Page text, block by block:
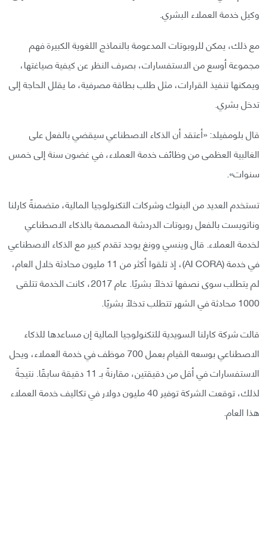
وكيل خدمة العملاء البشري.
مع ذلك، يمكن للروبوتات المدعومة بالنماذج اللغوية الكبيرة فهم
مجموعة أوسع من الاستفسارات، بصرف النظر عن كيفية صياغتها،
ويمكنها تنفيذ القرارات، مثل طلب بطاقة مصرفية، ما يقلل الحاجة إلى
تدخل بشري.
قال بلومفيلد: «أعتقد أن الذكاء الاصطناعي سيقضي بالفعل على
الغالبية العظمى من وظائف خدمة العملاء، في غضون سنة إلى خمس
سنوات».
تستخدم العديد من البنوك وشركات التكنولوجيا المالية، متضمنةً كارلنا
وناتويست بالفعل روبوتات الدردشة المصممة بالذكاء الاصطناعي
لخدمة العملاء. قال وينسي وونغ يوجد تقدم كبير مع الذكاء الاصطناعي
في خدمة (AI CORA)، إذ تلقوا أكثر من 11 مليون محادثة خلال العام،
لم يتطلب سوى نصفها تدخلًا بشريًا. عام 2017، كانت الخدمة تتلقى
1000 محادثة في الشهر تتطلب تدخلًا بشريًا.
قالت شركة كارلنا السويدية للتكنولوجيا المالية إن مساعدها للذكاء
الاصطناعي بوسعه القيام بعمل 700 موظف في خدمة العملاء، ويحل
الاستفسارات في أقل من دقيقتين، مقارنةً بـ 11 دقيقة سابقًا. نتيجةً
لذلك، توقعت الشركة توفير 40 مليون دولار في تكاليف خدمة العملاء
هذا العام.